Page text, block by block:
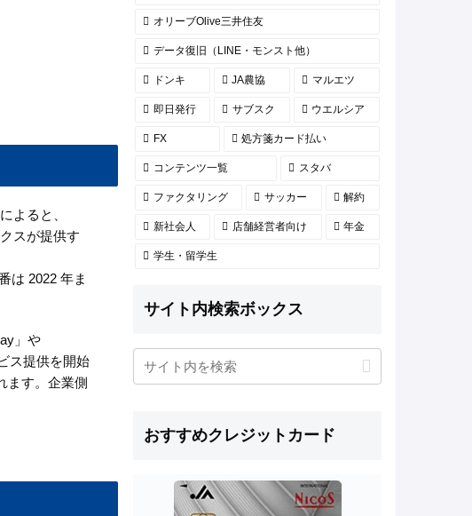
よると、
スが提供す
は 2022 年ま
」や
ス提供を開始
ます。企業側
オリーブOlive三井住友
データ復旧（LINE・モンスト他）
ドンキ JA農協 マルエツ
即日発行 サブスク ウエルシア
FX 処方箋カード払い
コンテンツ一覧 スタバ
ファクタリング サッカー 解約
新社会人 店舗経営者向け 年金
学生・留学生
サイト内検索ボックス
おすすめクレジットカード